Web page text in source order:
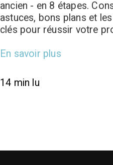
ancien - en 8 étapes.
astuces, bons plans et
clés pour réussir votre
En savoir plus
14 min lu